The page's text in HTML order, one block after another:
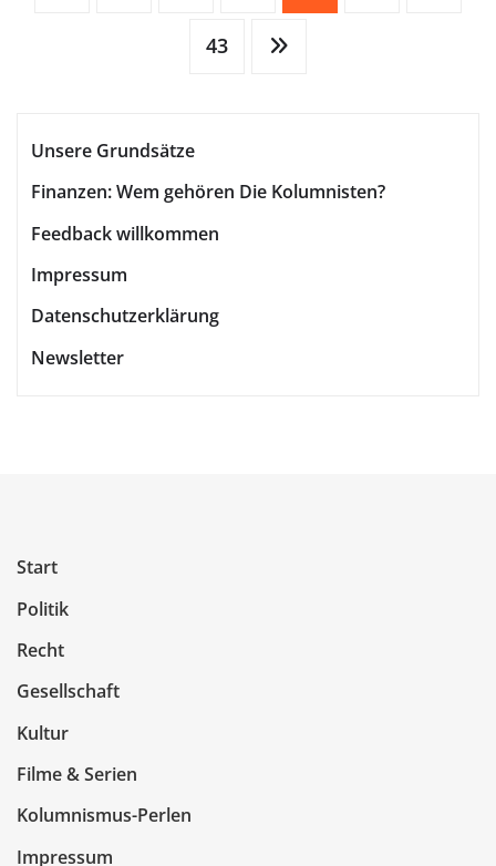
43
Unsere Grundsätze
Finanzen: Wem gehören Die Kolumnisten?
Feedback willkommen
Impressum
Datenschutzerklärung
Newsletter
Start
Politik
Recht
Gesellschaft
Kultur
Filme & Serien
Kolumnismus-Perlen
Impressum